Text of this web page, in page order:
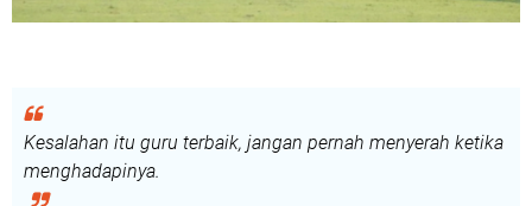
Kesalahan itu guru terbaik, jangan pernah menyerah ketika
menghadapinya.